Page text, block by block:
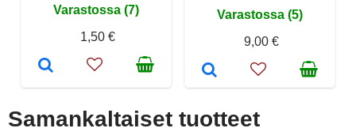
Varastossa (7)
1,50 €
Varastossa (5)
9,00 €
Samankaltaiset tuotteet